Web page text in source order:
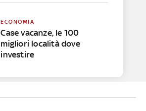
ECONOMIA
Case vacanze, le 100
migliori località dove
investire